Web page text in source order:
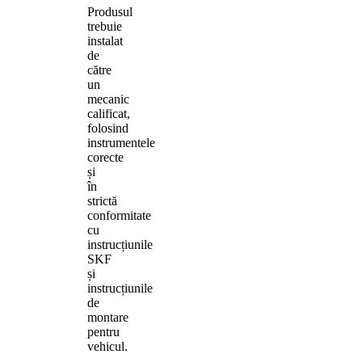
Produsul
trebuie
instalat
de
către
un
mecanic
calificat,
folosind
instrumentele
corecte
și
în
strictă
conformitate
cu
instrucțiunile
SKF
și
instrucțiunile
de
montare
pentru
vehicul.